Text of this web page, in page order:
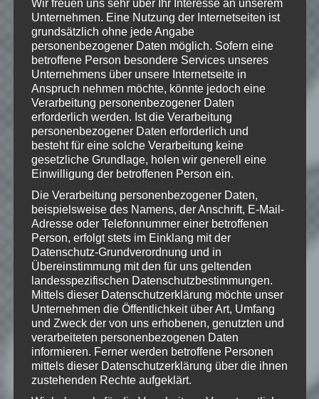
© 2002-2016 Take-Two Interactive
Software, Inc. Developed by Irrational
Games. BioShock, BioShock Infinite,
Irrational Games, 2K Games and their
respective logos are trademarks of Take-
Two Interactive Software, Inc. All other
trademarks are property of their
respective owners.
Wie gefällt dir dieser Beitrag?
Klicke hier und lasse
eine Bewertung da!
Schreibe einen Kommentar
Deine E-Mail-Adresse wird nicht
veröffentlicht. Erforderliche Felder
sind mit*markiert
Kommentar*
Wir freuen uns sehr über Ihr Interesse an unserem
Unternehmen. Eine Nutzung der Internetseiten ist
grundsätzlich ohne jede Angabe
personenbezogener Daten möglich. Sofern eine
betroffene Person besondere Services unseres
Unternehmens über unsere Internetseite in
Anspruch nehmen möchte, könnte jedoch eine
Verarbeitung personenbezogener Daten
erforderlich werden. Ist die Verarbeitung
personenbezogener Daten erforderlich und
besteht für eine solche Verarbeitung keine
gesetzliche Grundlage, holen wir generell eine
Einwilligung der betroffenen Person ein.
Die Verarbeitung personenbezogener Daten,
beispielsweise des Namens, der Anschrift, E-Mail-
Adresse oder Telefonnummer einer betroffenen
Person, erfolgt stets im Einklang mit der
Datenschutz-Grundverordnung und in
Übereinstimmung mit den für uns geltenden
landesspezifischen Datenschutzbestimmungen.
Mittels dieser Datenschutzerklärung möchte unser
Unternehmen die Öffentlichkeit über Art, Umfang
und Zweck der von uns erhobenen, genutzten und
verarbeiteten personenbezogenen Daten
informieren. Ferner werden betroffene Personen
mittels dieser Datenschutzerklärung über die ihnen
zustehenden Rechte aufgeklärt.